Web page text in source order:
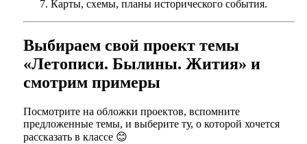
Карты, схемы, планы исторического события.
Выбираем свой проект темы
«Летописи. Былины. Жития» и
смотрим примеры
Посмотрите на обложки проектов, вспомните
предложенные темы, и выберите ту, о которой хочется
рассказать в классе 😊